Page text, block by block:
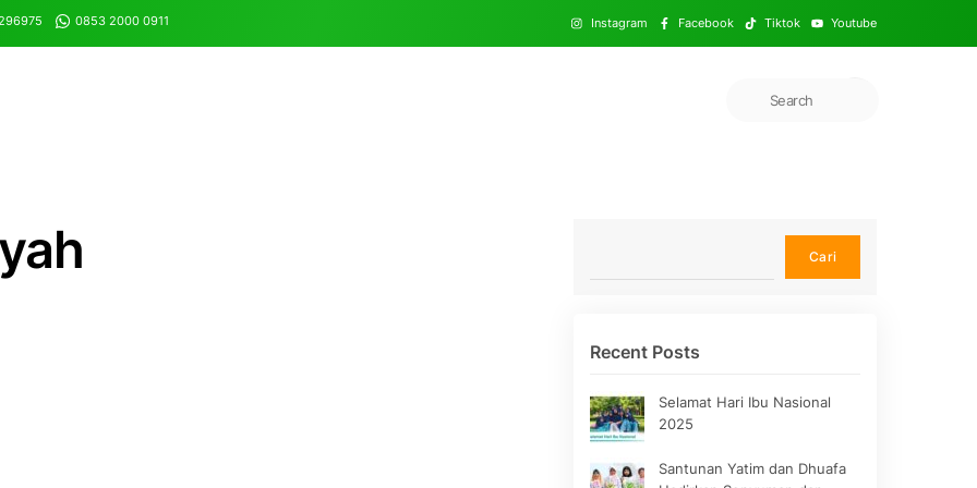
0853 2000 0911 Instagram Facebook Tiktok Youtube
Cari
Recent Posts
Selamat Hari Ibu Nasional
2025
Santunan Yatim dan Dhuafa